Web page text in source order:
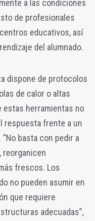
a las condiciones
de profesionales
educativos, así
del alumnado.
dispone de protocolos
de calor o altas
estas herramientas no
respuesta frente a un
basta con pedir a
reorganicen
frescos. Los
no pueden asumir en
que requiere
adecuadas”,